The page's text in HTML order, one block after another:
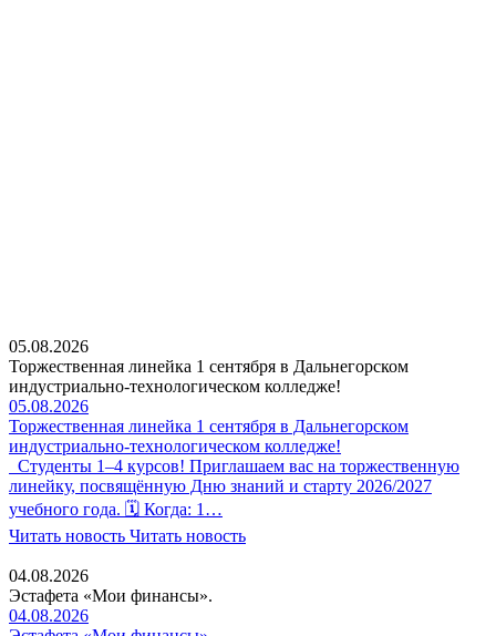
05.08.2026
Торжественная линейка 1 сентября в Дальнегорском
индустриально-технологическом колледже!
05.08.2026
Торжественная линейка 1 сентября в Дальнегорском
индустриально-технологическом колледже!
Студенты 1–4 курсов! Приглашаем вас на торжественную
линейку, посвящённую Дню знаний и старту 2026/2027
учебного года. 🗓 Когда: 1…
Читать новость Читать новость
04.08.2026
Эстафета «Мои финансы».
04.08.2026